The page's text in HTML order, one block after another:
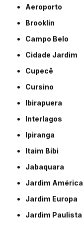
Aeroporto
Brooklin
Campo Belo
Cidade Jardim
Cupecê
Cursino
Ibirapuera
Interlagos
Ipiranga
Itaim Bibi
Jabaquara
Jardim América
Jardim Europa
Jardim Paulista